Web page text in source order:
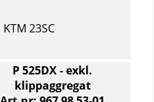
KTM 23SC
P 525DX - exkl.
klippaggregat